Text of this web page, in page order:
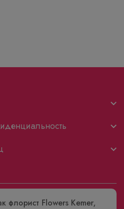
флорист Flowers Kemer,